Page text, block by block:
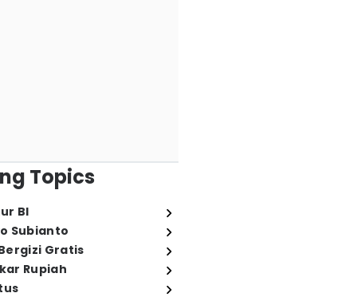
Topics
BI
Subianto
Gratis
Rupiah